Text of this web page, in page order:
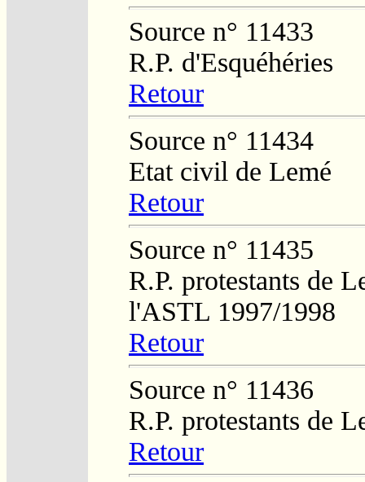
Source n° 11433
R.P. d'Esquéhéries
Retour
Source n° 11434
Etat civil de Lemé
Retour
Source n° 11435
R.P. protestants de
l'ASTL 1997/1998
Retour
Source n° 11436
R.P. protestants de
Retour